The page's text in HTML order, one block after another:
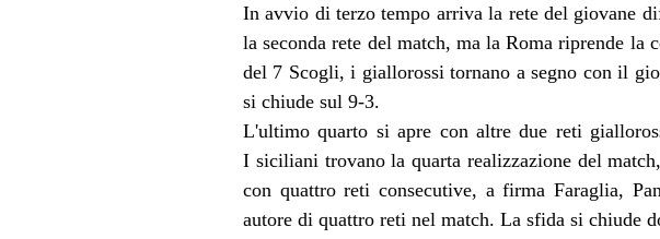
In avvio di terzo tempo arriva la rete del giovane
la seconda rete del match, ma la Roma riprende la
del 7 Scogli, i giallorossi tornano a segno con il
si chiude sul 9-3.
L'ultimo quarto si apre con altre due reti
I siciliani trovano la quarta realizzazione del
con quattro reti consecutive, a firma Faraglia,
autore di quattro reti nel match. La sfida si chiude